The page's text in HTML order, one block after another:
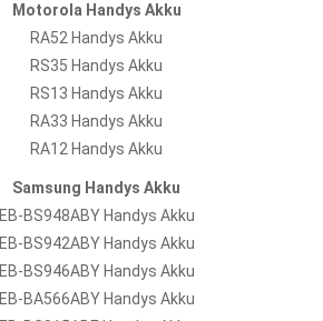
Motorola Handys Akku
RA52 Handys Akku
RS35 Handys Akku
RS13 Handys Akku
RA33 Handys Akku
RA12 Handys Akku
Samsung Handys Akku
EB-BS948ABY Handys Akku
EB-BS942ABY Handys Akku
EB-BS946ABY Handys Akku
EB-BA566ABY Handys Akku